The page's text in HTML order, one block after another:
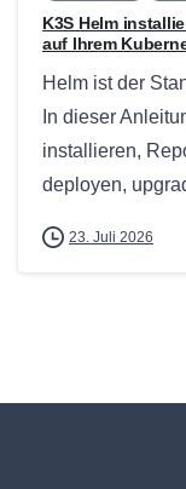
K3S Helm
auf Ihrem
Helm ist der
In dieser
installieren,
deployen,
23. Juli 2026